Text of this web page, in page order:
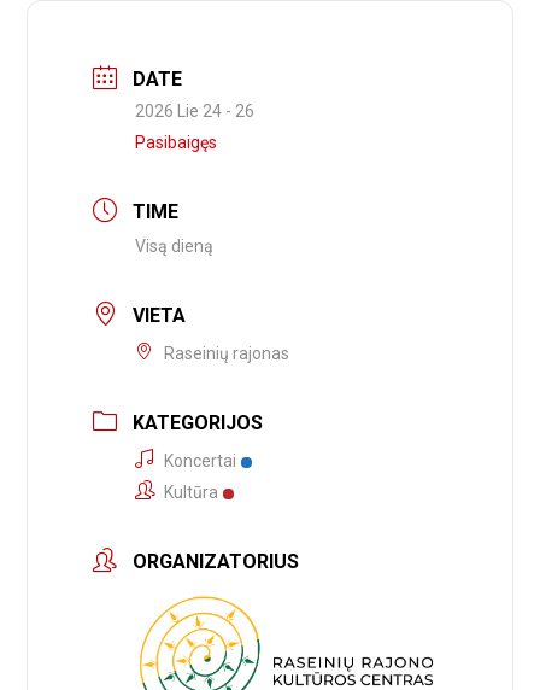
DATE
2026 Lie 24 - 26
Pasibaigęs
TIME
Visą dieną
VIETA
Raseinių rajonas
KATEGORIJOS
Koncertai
Kultūra
ORGANIZATORIUS